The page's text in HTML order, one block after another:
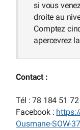
si vous
droite au
Comptez
apercevrez
Contact :
Tél : 78 184 51 72
Facebook :
Ousmane-SOW-